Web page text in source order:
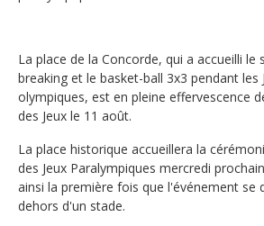
La place de la Concorde, qui a accueilli le
breaking et le basket-ball 3x3 pendant les
olympiques, est en pleine effervescence
des Jeux le 11 août.
La place historique accueillera la
des Jeux Paralympiques mercredi
ainsi la première fois que l'événement se
dehors d'un stade.